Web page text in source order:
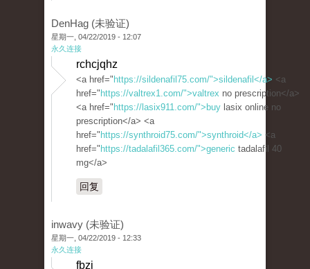
DenHag (未验证)
星期一, 04/22/2019 - 12:07
永久连接
rchcjqhz
<a href=" https://sildenafil75.com/">sildenafil</a> <a
href=" https://valtrex1.com/">valtrex no prescription</a>
<a href=" https://lasix911.com/">buy lasix online no
prescription</a> <a
href=" https://synthroid75.com/">synthroid</a> <a
href=" https://tadalafil365.com/">generic tadalafil 40
mg</a>
回复
inwavy (未验证)
星期一, 04/22/2019 - 12:33
永久连接
fbzi